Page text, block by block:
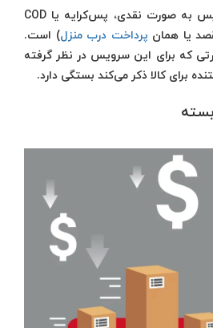
شرایط پرداخت این سرویس به صورت نقدی، پس‌کرایه یا COD
یا همان پرداخت درب منزل) است.
که برای این سرویس در نظر گرفته
برای کالا ذکر می‌کند بستگی دارد.